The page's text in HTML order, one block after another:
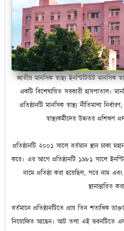
জাতীয় মানসিক স্বাস্থ্য ইনস্টিটিউট মানসিক
একটি বিশেষায়িত সরকারী হাসপাতাল।
প্রতিষ্ঠানটি মানসিক স্বাস্থ্য নীতিমালা
স্বাস্থ্যকর্মীদের উচ্চতর প্রশিক্ষণ
প্রতিষ্ঠানটি ২০০১ সালে বর্তমান স্থান ঢাকা
করে। এর আগে প্রতিষ্ঠানটি ১৯৮১ সালে
নামে প্রতিষ্ঠা করা হয়েছিল, পরে নাম এবং
স্থানান্তারিত
বর্তমানে প্রতিষ্ঠানটিতে প্রায় তিন শতাধিক
নিয়োজিত আছেন। আট তলা এই ভবনটিতে